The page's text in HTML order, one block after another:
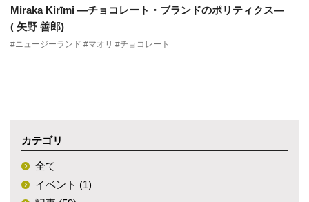
Miraka Kirīmi ―チョコレート・ブランドのポリティクス―
( 矢野 善郎)
#ニュージーランド #マオリ #チョコレート
カテゴリ
全て
イベント (1)